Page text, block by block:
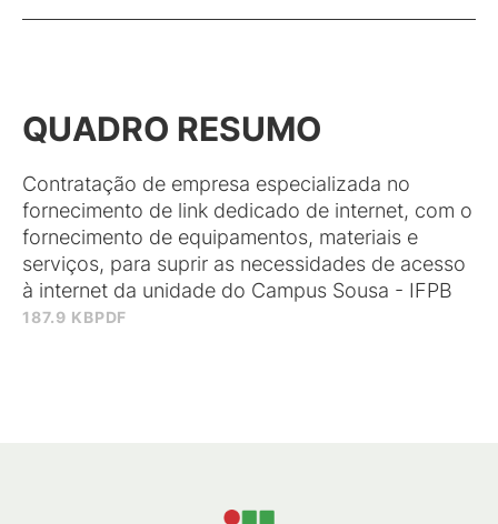
187.9 KBPDF
QUADRO RESUMO
Contratação de empresa especializada no
fornecimento de link dedicado de internet, com o
fornecimento de equipamentos, materiais e
serviços, para suprir as necessidades de acesso
à internet da unidade do Campus Sousa - IFPB